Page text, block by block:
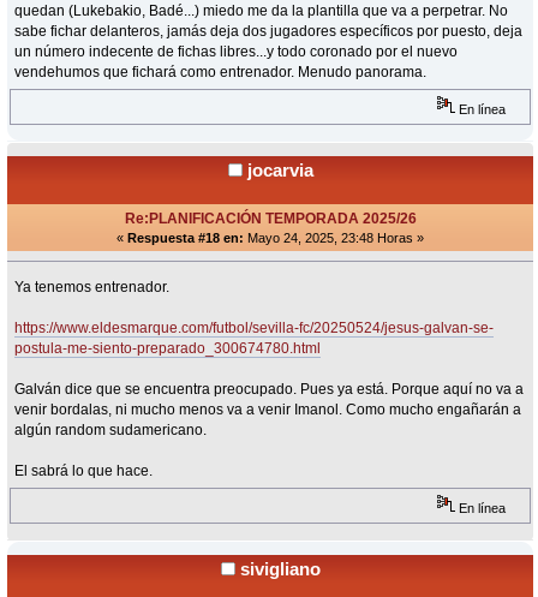
quedan (Lukebakio, Badé...) miedo me da la plantilla que va a perpetrar. No
sabe fichar delanteros, jamás deja dos jugadores específicos por puesto, deja
un número indecente de fichas libres...y todo coronado por el nuevo
vendehumos que fichará como entrenador. Menudo panorama.
En línea
jocarvia
Re:PLANIFICACIÓN TEMPORADA 2025/26
« Respuesta #18 en: Mayo 24, 2025, 23:48 Horas »
Ya tenemos entrenador.
https://www.eldesmarque.com/futbol/sevilla-fc/20250524/jesus-galvan-se-
postula-me-siento-preparado_300674780.html
Galván dice que se encuentra preocupado. Pues ya está. Porque aquí no va a
venir bordalas, ni mucho menos va a venir Imanol. Como mucho engañarán a
algún random sudamericano.
El sabrá lo que hace.
En línea
sivigliano